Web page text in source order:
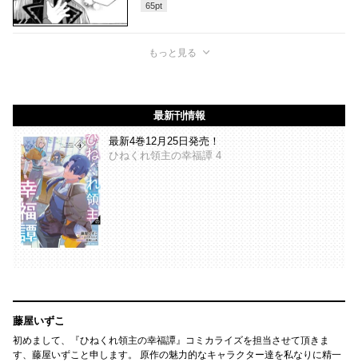
65pt
もっと見る
最新刊情報
最新4巻12月25日発売！
ひねくれ領主の幸福譚 4
藤屋いずこ
初めまして、『ひねくれ領主の幸福譚』コミカライズを担当させて頂きま
す、藤屋いずこと申します。 原作の魅力的なキャラクター達を私なりに精一